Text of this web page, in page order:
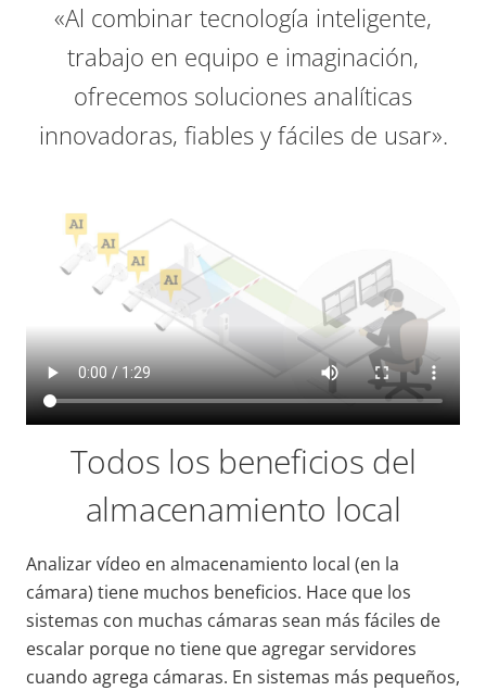
«Al combinar tecnología inteligente,
trabajo en equipo e imaginación,
ofrecemos soluciones analíticas
innovadoras, fiables y fáciles de usar».
Todos los beneficios del
almacenamiento local
Analizar vídeo en almacenamiento local (en la
cámara) tiene muchos beneficios. Hace que los
sistemas con muchas cámaras sean más fáciles de
escalar porque no tiene que agregar servidores
cuando agrega cámaras. En sistemas más pequeños,